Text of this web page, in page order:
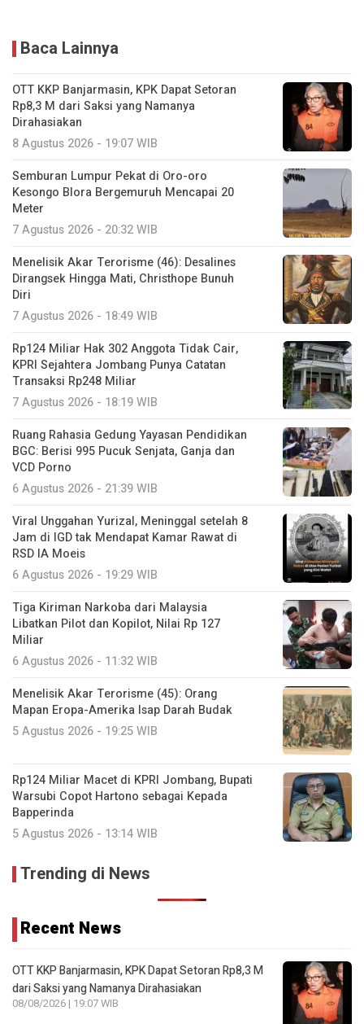
Baca Lainnya
OTT KKP Banjarmasin, KPK Dapat Setoran
Rp8,3 M dari Saksi yang Namanya
Dirahasiakan
8 Agustus 2026 - 19:07 WIB
Semburan Lumpur Pekat di Oro-oro
Kesongo Blora Bergemuruh Mencapai 20
Meter
7 Agustus 2026 - 20:32 WIB
Menelisik Akar Terorisme (46): Desalines
Dirangsek Hingga Mati, Christhope Bunuh
Diri
7 Agustus 2026 - 18:49 WIB
Rp124 Miliar Hak 302 Anggota Tidak Cair,
KPRI Sejahtera Jombang Punya Catatan
Transaksi Rp248 Miliar
7 Agustus 2026 - 18:19 WIB
Ruang Rahasia Gedung Yayasan Pendidikan
BGC: Berisi 995 Pucuk Senjata, Ganja dan
VCD Porno
6 Agustus 2026 - 21:39 WIB
Viral Unggahan Yurizal, Meninggal setelah 8
Jam di IGD tak Mendapat Kamar Rawat di
RSD IA Moeis
6 Agustus 2026 - 19:29 WIB
Tiga Kiriman Narkoba dari Malaysia
Libatkan Pilot dan Kopilot, Nilai Rp 127
Miliar
6 Agustus 2026 - 11:32 WIB
Menelisik Akar Terorisme (45): Orang
Mapan Eropa-Amerika Isap Darah Budak
5 Agustus 2026 - 19:25 WIB
Rp124 Miliar Macet di KPRI Jombang, Bupati
Warsubi Copot Hartono sebagai Kepada
Bapperinda
5 Agustus 2026 - 13:14 WIB
Trending di News
Recent News
OTT KKP Banjarmasin, KPK Dapat Setoran Rp8,3 M
dari Saksi yang Namanya Dirahasiakan
08/08/2026 | 19:07 WIB